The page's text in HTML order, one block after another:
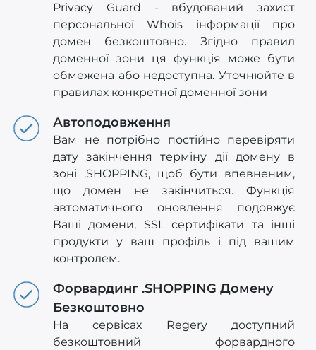
Privacy Guard - вбудований захист
персональної Whois інформації про
домен безкоштовно. Згідно правил
доменної зони ця функція може бути
обмежена або недоступна. Уточнюйте в
правилах конкретної доменної зони
Автоподовження
Вам не потрібно постійно перевіряти
дату закінчення терміну дії домену в
зоні .SHOPPING, щоб бути впевненим,
що домен не закінчиться. Функція
автоматичного оновлення подовжує
Ваші домени, SSL сертифікати та інші
продукти у ваш профіль і під вашим
контролем.
Форвардинг .SHOPPING Домену
Безкоштовно
На сервісах Regery доступний
безкоштовний форвардного